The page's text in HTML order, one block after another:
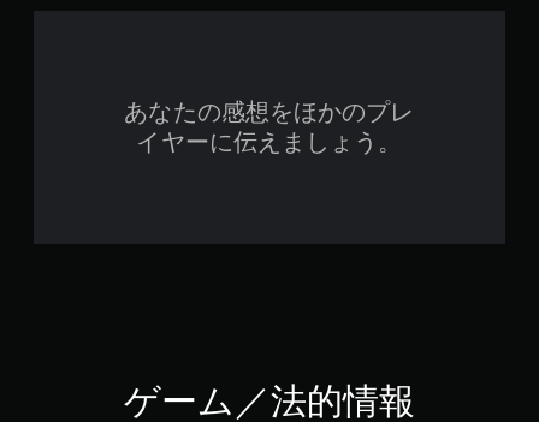
あなたの感想をほかのプレ
イヤーに伝えましょう。
ゲーム／法的情報